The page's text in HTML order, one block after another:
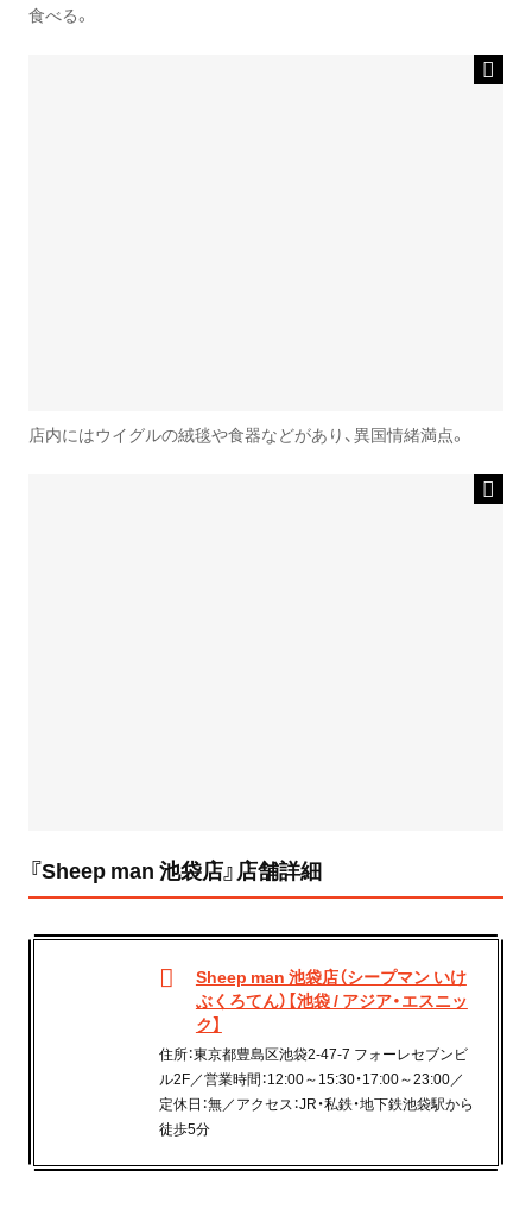
食べる。
店内にはウイグルの絨毯や食器などがあり、異国情緒満点。
『Sheep man 池袋店』店舗詳細
Sheep man 池袋店（シープマン いけ
ぶくろてん）【池袋 / アジア・エスニッ
ク】
住所：東京都豊島区池袋2-47-7 フォーレセブンビ
ル2F／営業時間：12:00～15:30・17:00～23:00／
定休日：無／アクセス：JR・私鉄・地下鉄池袋駅から
徒歩5分